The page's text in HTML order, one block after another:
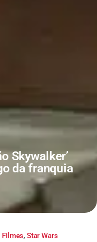
Skywalker’
da franquia
Filmes, Star Wars